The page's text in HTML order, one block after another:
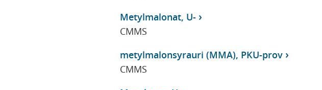
Metylmalonat, U-
CMMS
metylmalonsyrauri (MMA), PKU-prov
CMMS